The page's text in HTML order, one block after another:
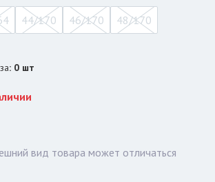
44/170 46/170 48/170
: 0 шт
вид товара может отличаться